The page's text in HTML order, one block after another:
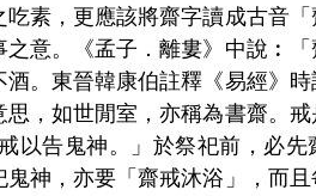
素，更應該將齋字讀成古音
意。《孟子．離婁》中說︰「
。東晉韓康伯註釋《易經》
，如世閒室，亦稱為書齋。戒
以告鬼神。」於祭祀前，必先
神，亦要「齋戒沐浴」，而